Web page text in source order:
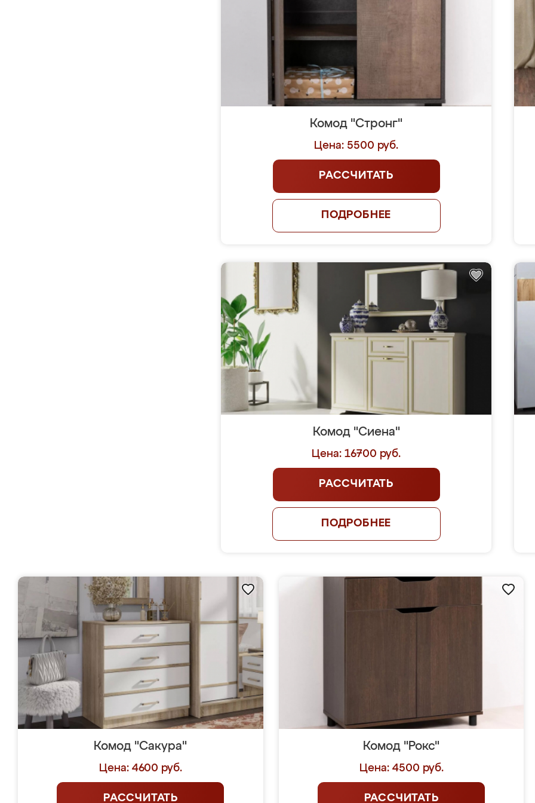
Комод "Стронг"
Цена: 5500 руб.
РАССЧИТАТЬ
ПОДРОБНЕЕ
Комод "Сиена"
Цена: 16700 руб.
РАССЧИТАТЬ
ПОДРОБНЕЕ
Комод "Сакура"
Цена: 4600 руб.
РАССЧИТАТЬ
Комод "Рокс"
Цена: 4500 руб.
РАССЧИТАТЬ